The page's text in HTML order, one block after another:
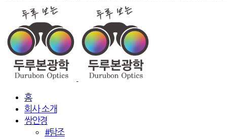
홈
회사 소개
쌍안경
#탐조